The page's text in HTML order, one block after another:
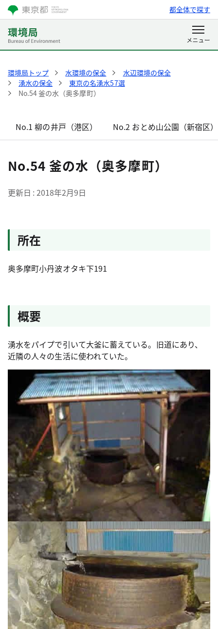
都全体で探す
環境局トップ 水環境の保全
水辺環境の保全
湧水の保全
東京の名湧水57選
No.54 釜の水（奥多摩町）
No.1 柳の井戸（港区） No.2 おとめ山公園（新宿区）
No.54 釜の水（奥多摩町）
更新日 2018年2月9日
所在
奥多摩町小丹波オタキ下191
概要
湧水をパイプで引いて大釜に蓄えている。旧道にあり、
近隣の人々の生活に使われていた。